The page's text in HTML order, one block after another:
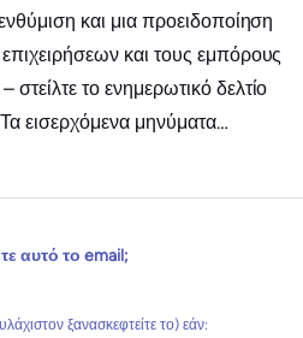
και μια προειδοποίηση
και τους εμπόρους
στείλτε το ενημερωτικό δελτίο
εισερχόμενα μηνύματα…
αυτό το email;
ξανασκεφτείτε το) εάν: